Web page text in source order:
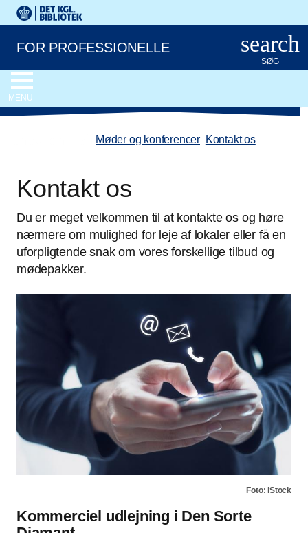
Gå til hovedindholdet
Change language to English
Det Kongelige Biblioteks logo. Gå til Det Kongelige
FOR PROFESSIONELLE search
SØG
MENU
Møder og konferencer Kontakt os
Kontakt os
Du er meget velkommen til at kontakte os og høre
nærmere om mulighed for leje af lokaler eller få en
uforpligtende snak om vores forskellige tilbud og
mødepakker.
Foto: iStock
Kommerciel udlejning i Den Sorte